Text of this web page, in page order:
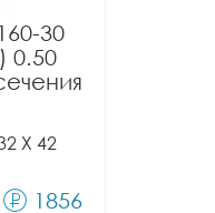
30
0.50
X 42
1856